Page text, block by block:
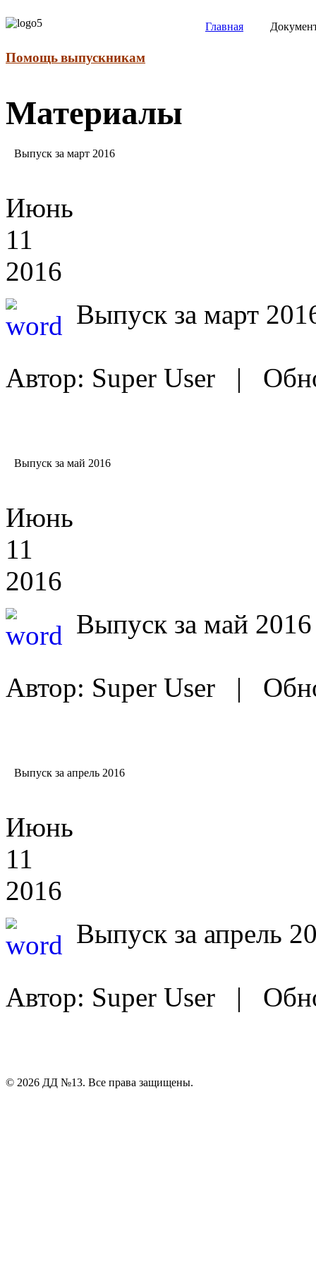
Главная
Помощь выпускникам
Материалы
Выпуск за март 2016
Июнь
11
2016
Выпуск за март
Автор: Super User |
Выпуск за май 2016
Июнь
11
2016
Выпуск за май 2016
Автор: Super User |
Выпуск за апрель 2016
Июнь
11
2016
Выпуск за апрель
Автор: Super User |
© 2026 ДД №13. Все права защищены.